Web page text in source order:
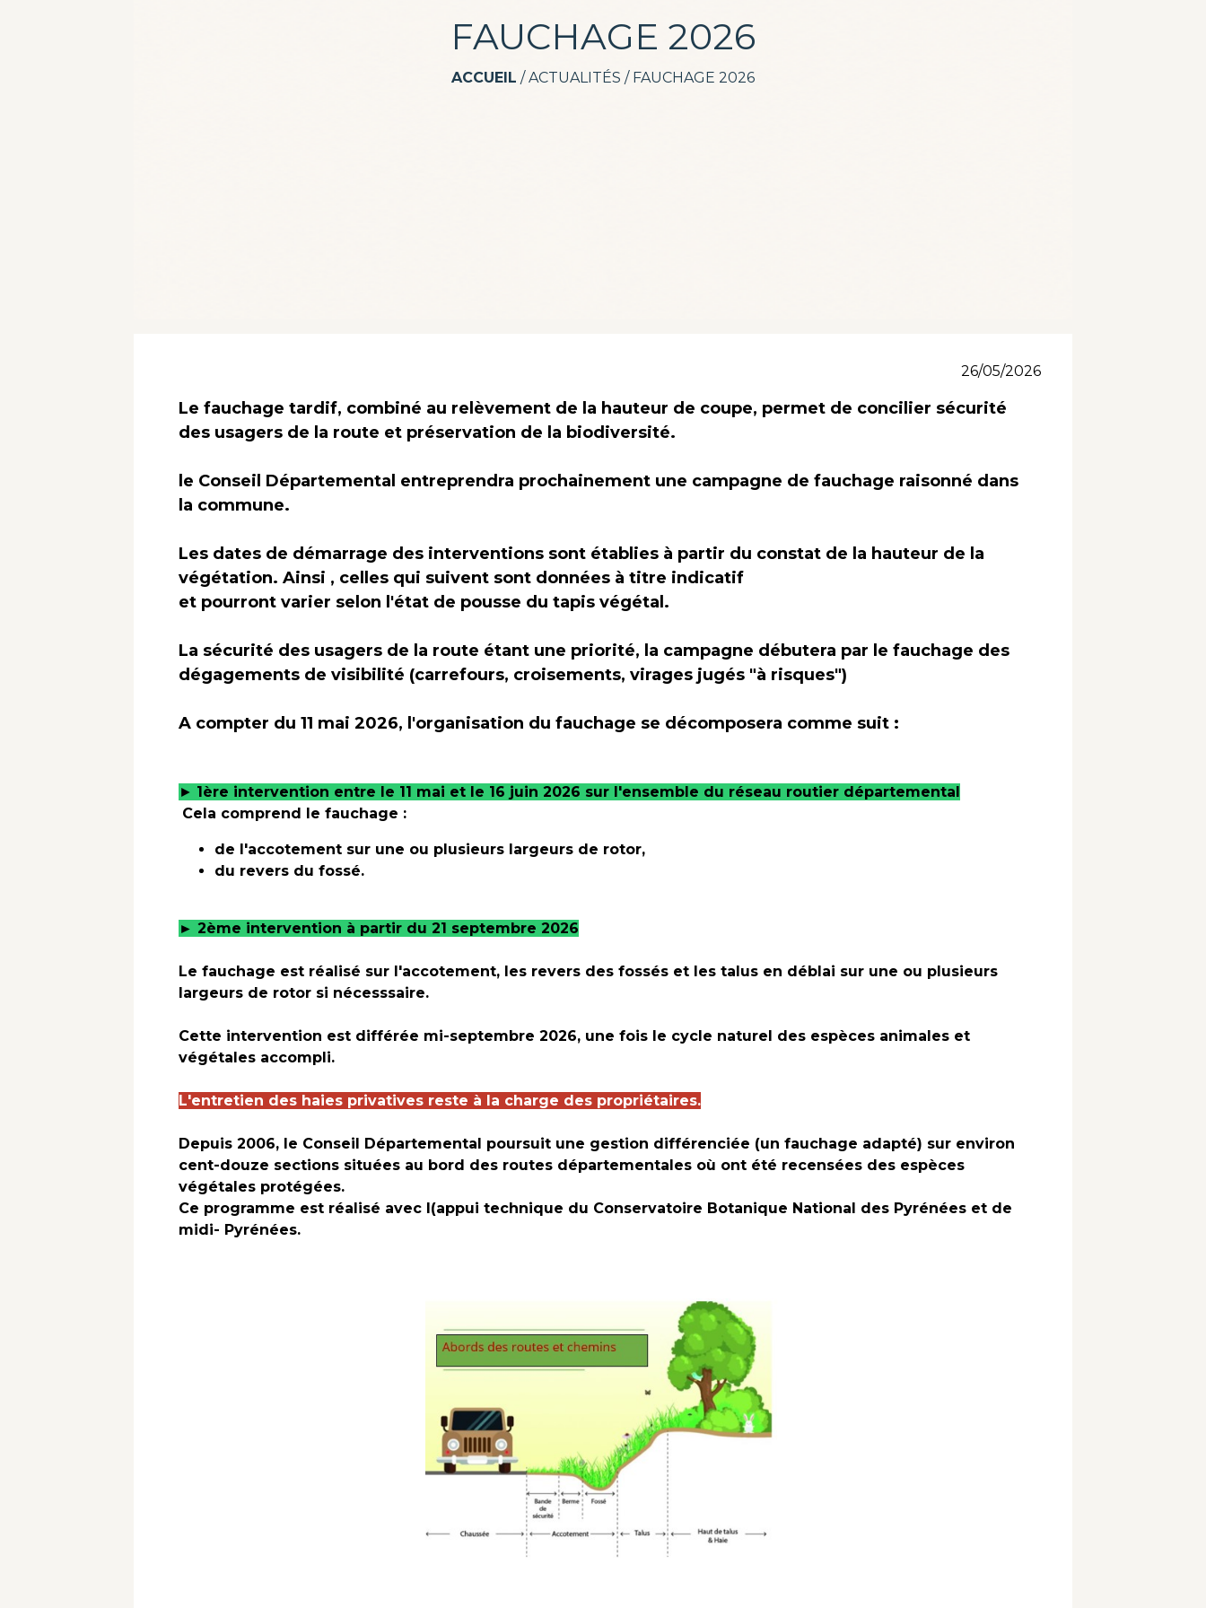
FAUCHAGE 2026
ACCUEIL /ACTUALITÉS / FAUCHAGE 2026
26/05/2026
Le fauchage tardif, combiné au relèvement de la hauteur de coupe, permet de concilier sécurité
des usagers de la route et préservation de la biodiversité.
le Conseil Départemental entreprendra prochainement une campagne de fauchage raisonné dans
la commune.
Les dates de démarrage des interventions sont établies à partir du constat de la hauteur de la
végétation. Ainsi , celles qui suivent sont données à titre indicatif
et pourront varier selon l'état de pousse du tapis végétal.
La sécurité des usagers de la route étant une priorité, la campagne débutera par le fauchage des
dégagements de visibilité (carrefours, croisements, virages jugés "à risques")
A compter du 11 mai 2026, l'organisation du fauchage se décomposera comme suit :
► 1ère intervention entre le 11 mai et le 16 juin 2026 sur l'ensemble du réseau routier départemental
Cela comprend le fauchage :
de l'accotement sur une ou plusieurs largeurs de rotor,
du revers du fossé.
► 2ème intervention à partir du 21 septembre 2026
Le fauchage est réalisé sur l'accotement, les revers des fossés et les talus en déblai sur une ou plusieurs
largeurs de rotor si nécesssaire.
Cette intervention est différée mi-septembre 2026, une fois le cycle naturel des espèces animales et
végétales accompli.
L'entretien des haies privatives reste à la charge des propriétaires.
Depuis 2006, le Conseil Départemental poursuit une gestion différenciée (un fauchage adapté) sur environ
cent-douze sections situées au bord des routes départementales où ont été recensées des espèces
végétales protégées.
Ce programme est réalisé avec l(appui technique du Conservatoire Botanique National des Pyrénées et de
midi- Pyrénées.